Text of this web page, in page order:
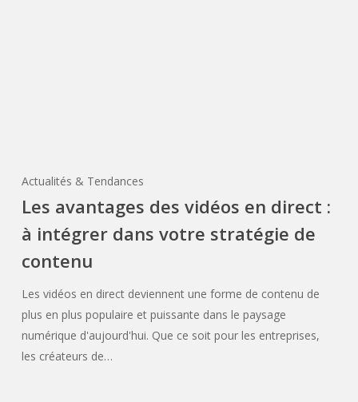
Actualités & Tendances
Les avantages des vidéos en direct :
à intégrer dans votre stratégie de
contenu
Les vidéos en direct deviennent une forme de contenu de
plus en plus populaire et puissante dans le paysage
numérique d'aujourd'hui. Que ce soit pour les entreprises,
les créateurs de…